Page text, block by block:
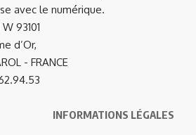
avec le numérique.
93101
d’Or,
- FRANCE
INFORMATIONS LÉGALES